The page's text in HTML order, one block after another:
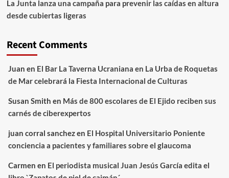
La Junta lanza una campaña para prevenir las caídas en altura
desde cubiertas ligeras
Recent Comments
Juan en El Bar La Taverna Ucraniana en La Urba de Roquetas
de Mar celebrará la Fiesta Internacional de Culturas
Susan Smith en Más de 800 escolares de El Ejido reciben sus
carnés de ciberexpertos
juan corral sanchezen El Hospital Universitario Poniente
conciencia a pacientes y familiares sobre el glaucoma
Carmen en El periodista musical Juan Jesús García edita el